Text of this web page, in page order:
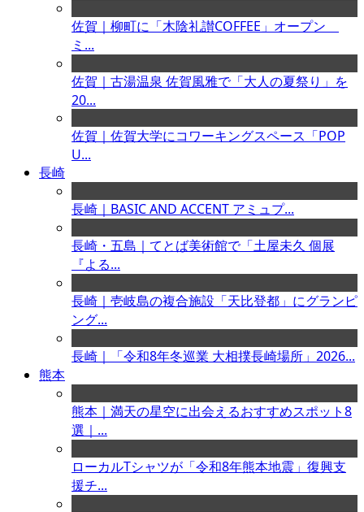
佐賀｜柳町に「木陰礼讃COFFEE」オープン
ミ...
佐賀｜古湯温泉 佐賀風雅で「大人の夏祭り」を
20...
佐賀｜佐賀大学にコワーキングスペース「POP
U...
長崎
長崎｜BASIC AND ACCENT アミュプ...
長崎・五島｜てとば美術館で「土屋未久 個展
『よる...
長崎｜壱岐島の複合施設「天比登都」にグランピ
ング...
長崎｜「令和8年冬巡業 大相撲長崎場所」2026...
熊本
熊本｜満天の星空に出会えるおすすめスポット8
選｜...
ローカルTシャツが「令和8年熊本地震」復興支
援チ...